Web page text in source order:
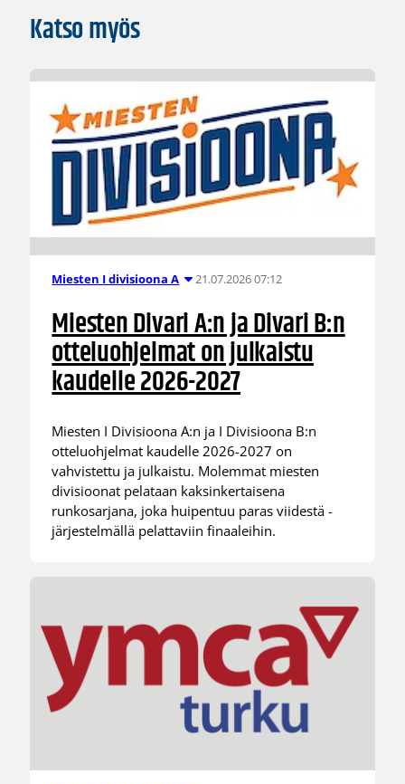
Katso myös
Miesten I divisioona A 21.07.2026 07:12
Miesten Divari A:n ja Divari B:n
otteluohjelmat on julkaistu
kaudelle 2026-2027
Miesten I Divisioona A:n ja I Divisioona B:n
otteluohjelmat kaudelle 2026-2027 on
vahvistettu ja julkaistu. Molemmat miesten
divisioonat pelataan kaksinkertaisena
runkosarjana, joka huipentuu paras viidestä -
järjestelmällä pelattaviin finaaleihin.